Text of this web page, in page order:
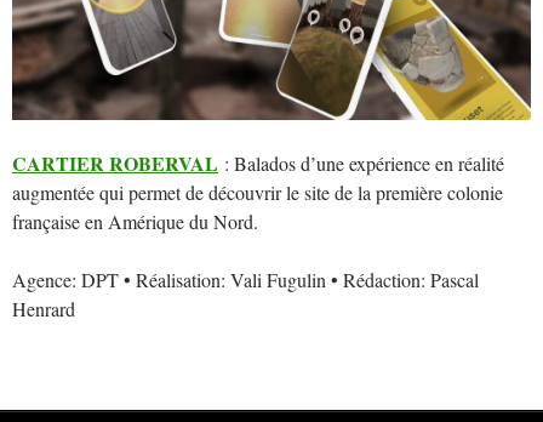
CARTIER ROBERVAL : Balados d’une expérience en réalité
augmentée qui permet de découvrir le site de la première colonie
française en Amérique du Nord.
Agence: DPT • Réalisation: Vali Fugulin • Rédaction: Pascal
Henrard